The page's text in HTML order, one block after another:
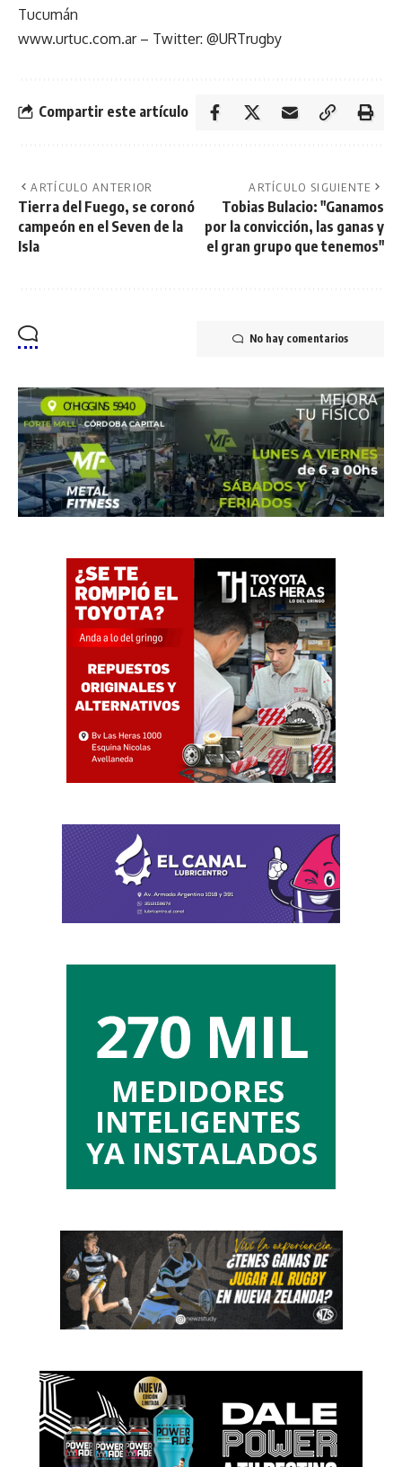
Tucumán
www.urtuc.com.ar – Twitter: @URTrugby
Compartir este artículo
ARTÍCULO ANTERIOR
Tierra del Fuego, se coronó
campeón en el Seven de la
Isla
ARTÍCULO SIGUIENTE
Tobias Bulacio: "Ganamos
por la convicción, las ganas y
el gran grupo que tenemos"
No hay comentarios